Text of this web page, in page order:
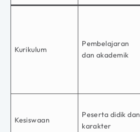
Kurikulum
Pembelajaran
dan akademik
Kesiswaan
Peserta didik dan
karakter